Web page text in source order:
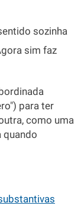
sozinha
sim faz
para ter
como uma
quando